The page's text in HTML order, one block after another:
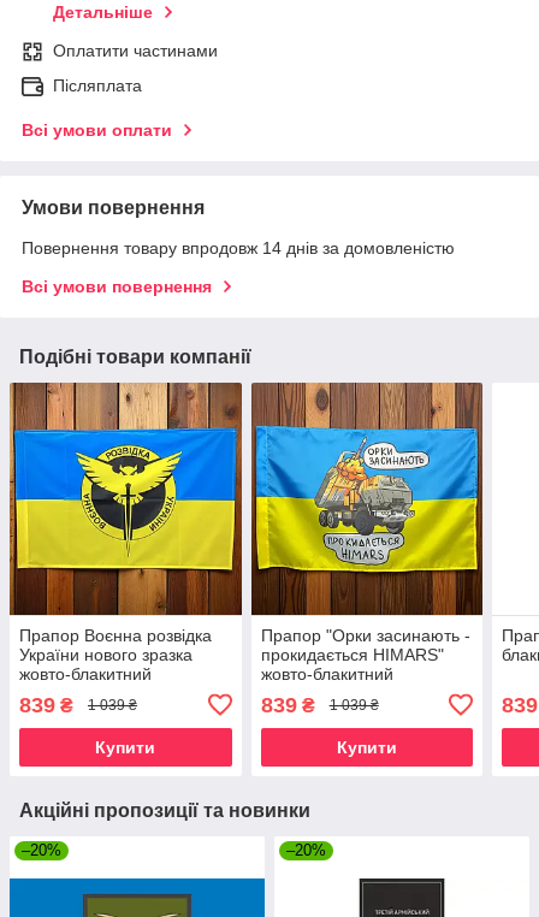
Детальніше
Оплатити частинами
Післяплата
Всі умови оплати
Умови повернення
Повернення товару впродовж 14 днів за домовленістю
Всі умови повернення
Подібні товари компанії
Прапор Воєнна розвідка
України нового зразка
жовто-блакитний
839 ₴ 1 039 ₴
Купити
Прапор "Орки засинають -
прокидається HIMARS"
жовто-блакитний
839₴ 1 039 ₴
Купити
839
Акційні пропозиції та новинки
–20% –20%